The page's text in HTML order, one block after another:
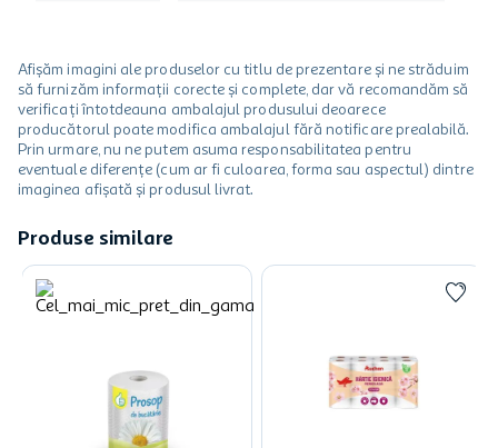
Afișăm imagini ale produselor cu titlu de prezentare și ne străduim
să furnizăm informații corecte și complete, dar vă recomandăm să
verificați întotdeauna ambalajul produsului deoarece
producătorul poate modifica ambalajul fără notificare prealabilă.
Prin urmare, nu ne putem asuma responsabilitatea pentru
eventuale diferențe (cum ar fi culoarea, forma sau aspectul) dintre
imaginea afișată și produsul livrat.
Produse similare